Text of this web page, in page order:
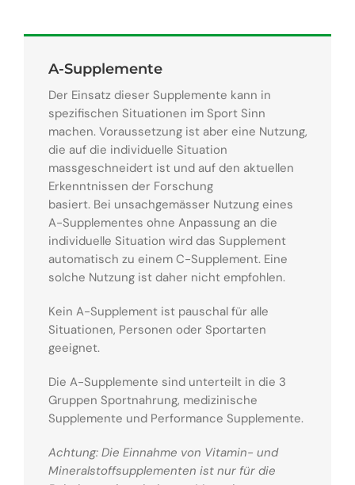
A-Supplemente
Der Einsatz dieser Supplemente kann in
spezifischen Situationen im Sport Sinn
machen. Voraussetzung ist aber eine Nutzung,
die auf die individuelle Situation
massgeschneidert ist und auf den aktuellen
Erkenntnissen der Forschung
basiert. Bei unsachgemässer Nutzung eines
A-Supplementes ohne Anpassung an die
individuelle Situation wird das Supplement
automatisch zu einem C-Supplement. Eine
solche Nutzung ist daher nicht empfohlen.
Kein A-Supplement ist pauschal für alle
Situationen, Personen oder Sportarten
geeignet.
Die A-Supplemente sind unterteilt in die 3
Gruppen Sportnahrung, medizinische
Supplemente und Performance Supplemente.
Achtung: Die Einnahme von Vitamin- und
Mineralstoffsupplementen ist nur für die